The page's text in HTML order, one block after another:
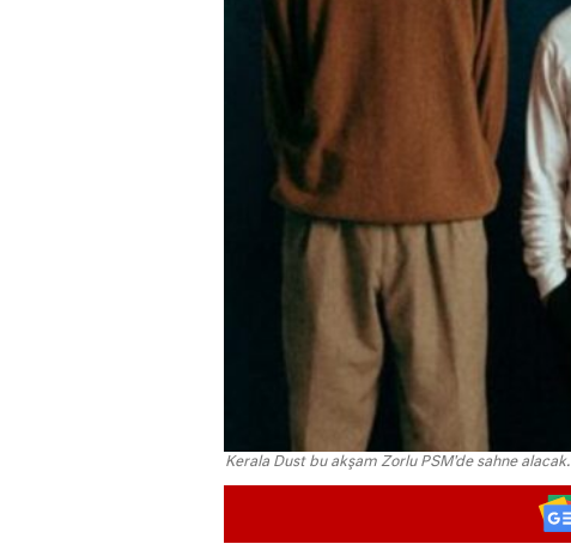
Kerala Dust bu akşam Zorlu PSM'de sahne alacak.